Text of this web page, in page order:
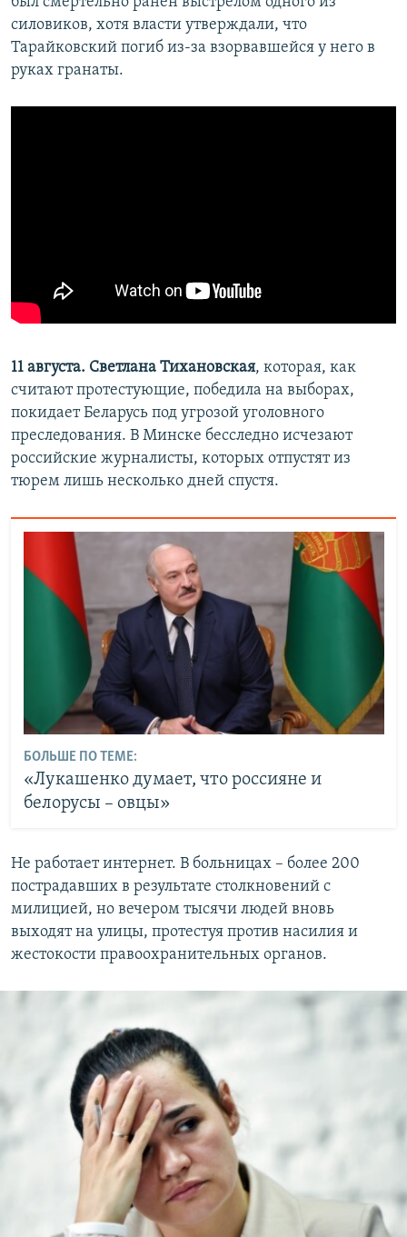
силовиков, хотя власти утверждали, что
Тарайковский погиб из-за взорвавшейся у него в
руках гранаты.
11 августа. Светлана Тихановская, которая, как
считают протестующие, победила на выборах,
покидает Беларусь под угрозой уголовного
преследования. В Минске бесследно исчезают
российские журналисты, которых отпустят из
тюрем лишь несколько дней спустя.
БОЛЬШЕ ПО ТЕМЕ:
«Лукашенко думает, что россияне и
белорусы – овцы»
Не работает интернет. В больницах – более 200
пострадавших в результате столкновений с
милицией, но вечером тысячи людей вновь
выходят на улицы, протестуя против насилия и
жестокости правоохранительных органов.